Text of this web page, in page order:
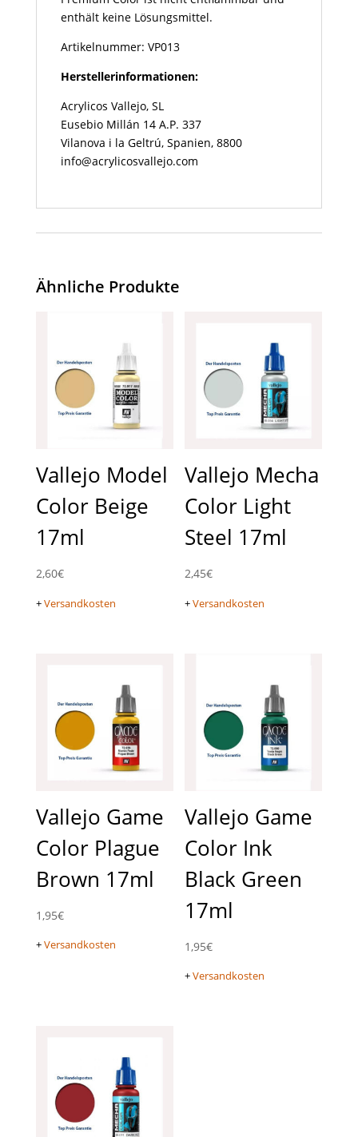
enthält keine Lösungsmittel.
Artikelnummer: VP013
Herstellerinformationen:
Acrylicos Vallejo, SL
Eusebio Millán 14 A.P. 337
Vilanova i la Geltrú, Spanien, 8800
info@acrylicosvallejo.com
Ähnliche Produkte
Vallejo Model
Color Beige
17ml
2,60€
+Versandkosten
Vallejo Mecha
Color Light
Steel 17ml
2,45€
+Versandkosten
Vallejo Game
Color Plague
Brown 17ml
1,95€
+Versandkosten
Vallejo Game
Color Ink
Black Green
17ml
1,95€
+Versandkosten